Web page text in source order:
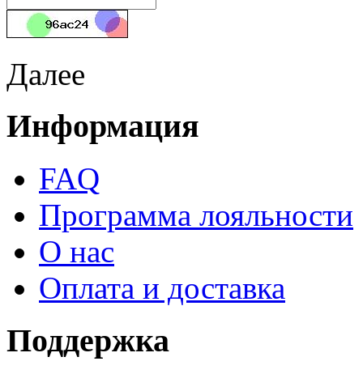
Далее
Информация
FAQ
Программа лояльности
О нас
Оплата и доставка
Поддержка